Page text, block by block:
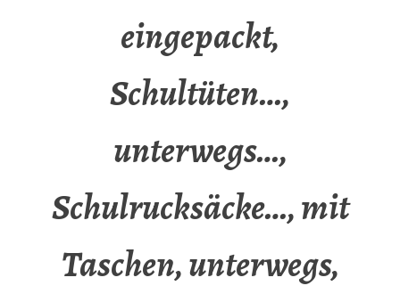
eingepackt,
Schultüten…,
unterwegs…,
Schulrucksäcke…, mit
Taschen, unterwegs,